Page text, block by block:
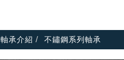
軸承介紹 不鏽鋼系列軸承